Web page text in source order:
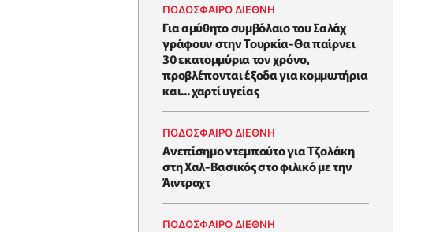
ΠΟΔΟΣΦΑΙΡΟ ΔΙΕΘΝΗ
Για αμύθητο συμβόλαιο του Σαλάχ
γράφουν στην Τουρκία-Θα παίρνει
30 εκατομμύρια τον χρόνο,
προβλέπονται έξοδα για κομμωτήρια
και... χαρτί υγείας
ΠΟΔΟΣΦΑΙΡΟ ΔΙΕΘΝΗ
Ανεπίσημο ντεμπούτο για Τζολάκη
στη Χαλ-Βασικός στο φιλικό με την
Άιντραχτ
ΠΟΔΟΣΦΑΙΡΟ ΔΙΕΘΝΗ